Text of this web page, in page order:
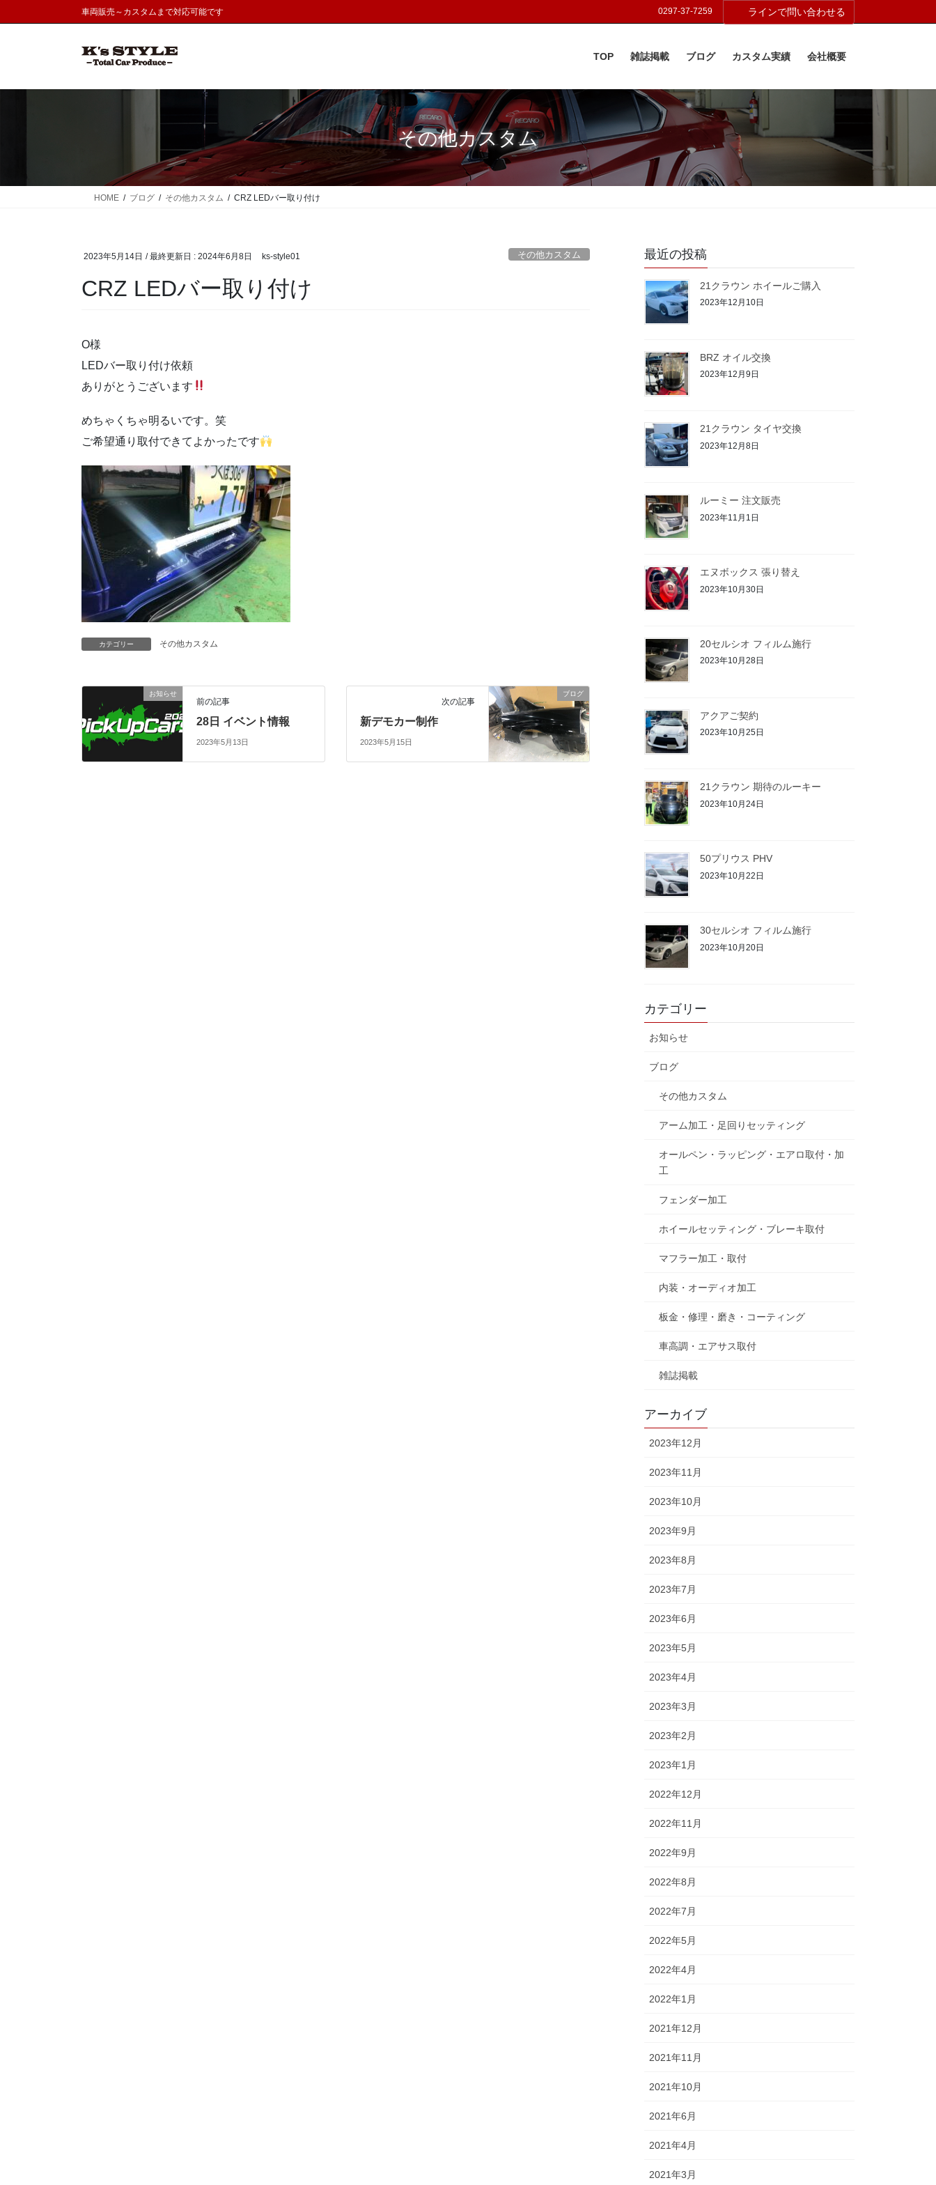
ン
に
ビ
ョ
車両販売～カスタムまで対応可能です 0297-37-7259 ラインで問い合わせる
TOP 雑誌掲載 ブログ カスタム実績 会社概要
その他カスタム
HOME ブログ その他カスタム CRZ LEDバー取り付け
2023年5月14日 / 最終更新日 : 2024年6月8日 ks-style01 その他カスタム
CRZ LEDバー取り付け
O様
LEDバー取り付け依頼
ありがとうございます
めちゃくちゃ明るいです。笑
ご希望通り取付できてよかったです
カテゴリー その他カスタム
お知らせ
前の記事
28日 イベント情報
2023年5月13日
ブログ
次の記事
新デモカー制作
2023年5月15日
最近の投稿
21クラウン ホイールご購入
2023年12月10日
BRZ オイル交換
2023年12月9日
21クラウン タイヤ交換
2023年12月8日
ルーミー 注文販売
2023年11月1日
エヌボックス 張り替え
2023年10月30日
20セルシオ フィルム施行
2023年10月28日
アクアご契約
2023年10月25日
21クラウン 期待のルーキー
2023年10月24日
50プリウス PHV
2023年10月22日
30セルシオ フィルム施行
2023年10月20日
カテゴリー
お知らせ
ブログ
その他カスタム
アーム加工・足回りセッティング
オールペン・ラッピング・エアロ取付・加
工
フェンダー加工
ホイールセッティング・ブレーキ取付
マフラー加工・取付
内装・オーディオ加工
板金・修理・磨き・コーティング
車高調・エアサス取付
雑誌掲載
アーカイブ
2023年12月
2023年11月
2023年10月
2023年9月
2023年8月
2023年7月
2023年6月
2023年5月
2023年4月
2023年3月
2023年2月
2023年1月
2022年12月
2022年11月
2022年9月
2022年8月
2022年7月
2022年5月
2022年4月
2022年1月
2021年12月
2021年11月
2021年10月
2021年6月
2021年4月
2021年3月